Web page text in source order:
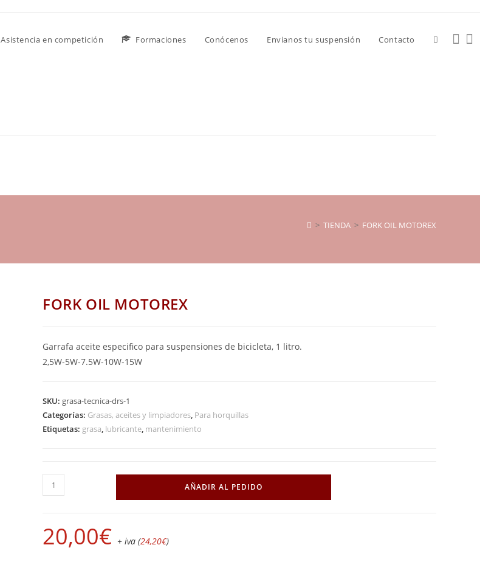
Asistencia en competición Formaciones Conócenos Envianos tu suspensión Contacto
> TIENDA > FORK OIL MOTOREX
FORK OIL MOTOREX
Garrafa aceite especifico para suspensiones de bicicleta, 1 litro.
2,5W-5W-7.5W-10W-15W
SKU: grasa-tecnica-drs-1
Categorías: Grasas, aceites y limpiadores, Para horquillas
Etiquetas: grasa, lubricante, mantenimiento
AÑADIR AL PEDIDO
20,00€ + iva (24,20€)